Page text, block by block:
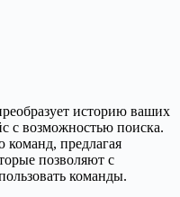
историю ваших
с возможностью поиска.
предлагая
позволяют с
команды.